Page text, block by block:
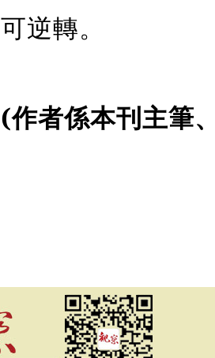
可逆轉。
(作者係本刊主筆